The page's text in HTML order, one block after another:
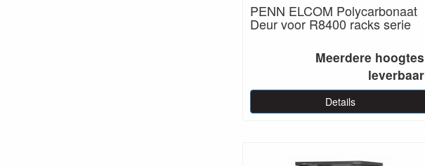
PENN ELCOM Polycarbonaat
Deur voor R8400 racks serie
Meerdere hoogtes
leverbaar
Details